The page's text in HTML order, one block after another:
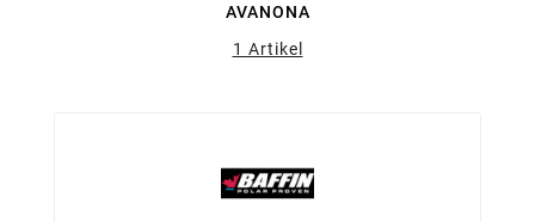
AVANONA
1 Artikel